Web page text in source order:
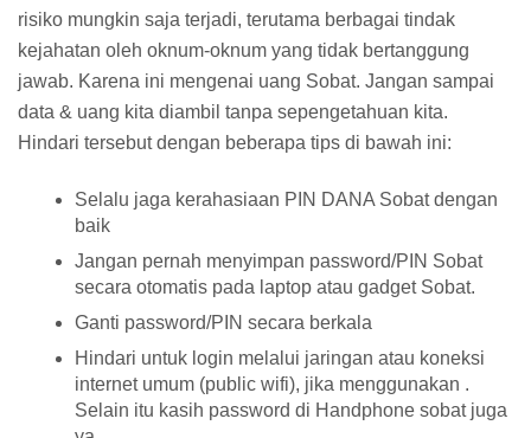
risiko mungkin saja terjadi, terutama berbagai tindak
kejahatan oleh oknum-oknum yang tidak bertanggung
jawab. Karena ini mengenai uang Sobat. Jangan sampai
data & uang kita diambil tanpa sepengetahuan kita.
Hindari tersebut dengan beberapa tips di bawah ini:
Selalu jaga kerahasiaan PIN DANA Sobat dengan
baik
Jangan pernah menyimpan password/PIN Sobat
secara otomatis pada laptop atau gadget Sobat.
Ganti password/PIN secara berkala
Hindari untuk login melalui jaringan atau koneksi
internet umum (public wifi), jika menggunakan .
Selain itu kasih password di Handphone sobat juga